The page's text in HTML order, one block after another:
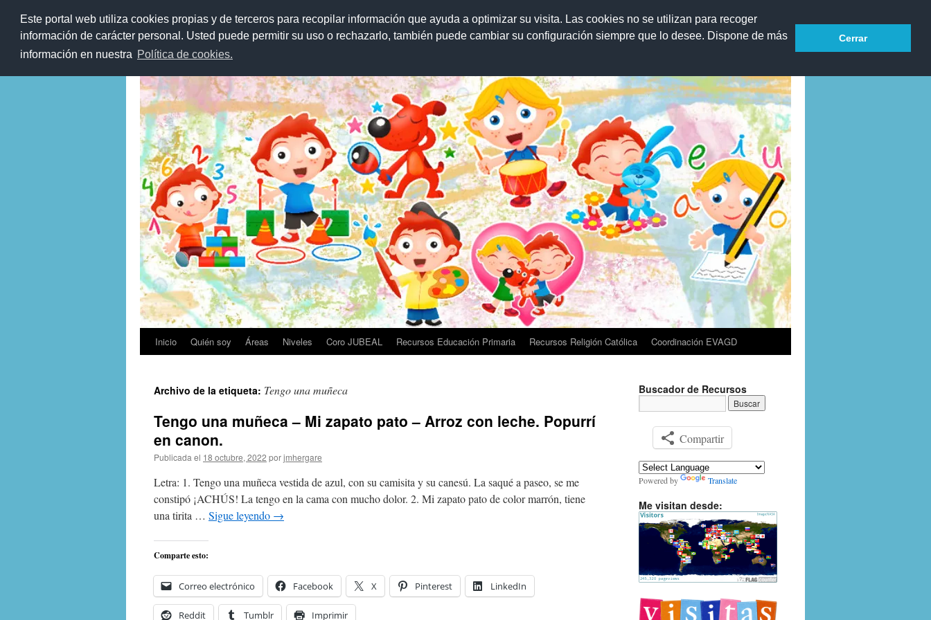
Este portal web utiliza cookies propias y de terceros para recopilar información que ayuda a optimizar su visita. Las cookies no se utilizan para recoger
información de carácter personal. Usted puede permitir su uso o rechazarlo, también puede cambiar su configuración siempre que lo desee. Dispone de más
información en nuestra Política de cookies.
Cerrar
Saltar
al
contenido
Blog de los Recursos de JESUS MARIA
Inicio Quién soy Áreas Niveles Coro JUBEAL Recursos Educación Primaria Recursos Religión Católica Coordinación EVAGD
Archivo de la etiqueta: Tengo una muñeca
Tengo una muñeca – Mi zapato pato – Arroz con leche. Popurrí
en canon.
Publicada el 18 octubre, 2022 porjmhergare
Letra: 1. Tengo una muñeca vestida de azul, con su camisita y su canesú. La saqué a paseo, se me
constipó ¡ACHÚS! La tengo en la cama con mucho dolor. 2. Mi zapato pato de color marrón, tiene
una tirita … Sigue leyendo →
Comparte esto:
Correo electrónico Facebook X Pinterest LinkedIn
Reddit Tumblr Imprimir
Buscador de Recursos
Compartir
Powered by Translate
Me visitan desde: